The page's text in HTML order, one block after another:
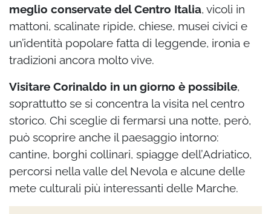
meglio conservate del Centro Italia, vicoli in
mattoni, scalinate ripide, chiese, musei civici e
un’identità popolare fatta di leggende, ironia e
tradizioni ancora molto vive.
Visitare Corinaldo in un giorno è possibile,
soprattutto se si concentra la visita nel centro
storico. Chi sceglie di fermarsi una notte, però,
può scoprire anche il paesaggio intorno:
cantine, borghi collinari, spiagge dell’Adriatico,
percorsi nella valle del Nevola e alcune delle
mete culturali più interessanti delle Marche.